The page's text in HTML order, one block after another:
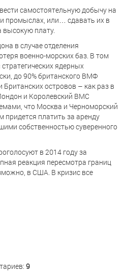
самостоятельную добычу на
промыслах, или… сдавать их в
высокую плату.
в случае отделения
военно-морских баз. В том
ядерных
до 90% британского ВМФ
Британских островов – как раз в
и Королевский ВМС
что Москва и Черноморский
платить за аренду
собственностью суверенного
в 2014 году за
реакция пересмотра границ
в США. В кризис все
9